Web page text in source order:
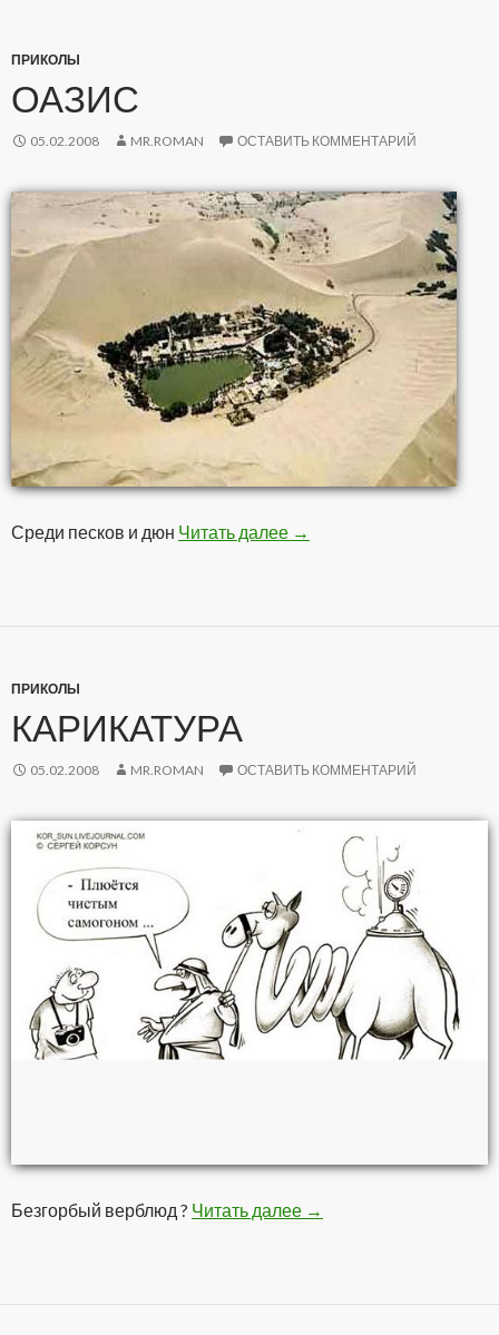
ПРИКОЛЫ
ОАЗИС
05.02.2008 MR.ROMAN ОСТАВИТЬ КОММЕНТАРИЙ
Среди песков и дюн Читать далее Оазис
→
ПРИКОЛЫ
КАРИКАТУРА
05.02.2008 MR.ROMAN ОСТАВИТЬ КОММЕНТАРИЙ
Безгорбый верблюд ? Читать далее Карикатура
→